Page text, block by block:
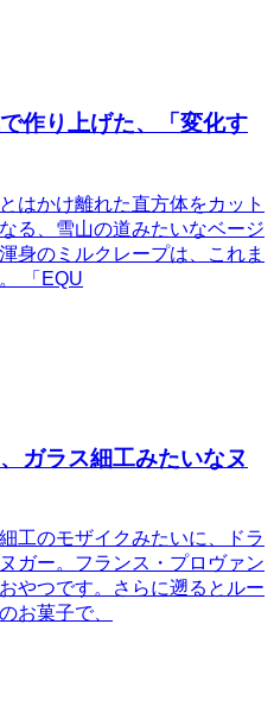
作り上げた、「変化す
はかけ離れた直方体をカット
る、雪山の道みたいなベージ
身のミルクレープは、これま
「EQU
ガラス細工みたいなヌ
のモザイクみたいに、ドラ
ガー。フランス・プロヴァン
やつです。さらに遡るとルー
お菓子で、